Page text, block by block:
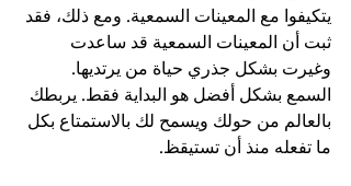
يتكيفوا مع المعينات السمعية. ومع ذلك، فقد
ثبت أن المعينات السمعية قد ساعدت
وغيرت بشكل جذري حياة من يرتديها.
السمع بشكل أفضل هو البداية فقط. يربطك
بالعالم من حولك ويسمح لك بالاستمتاع بكل
ما تفعله منذ أن تستيقظ.